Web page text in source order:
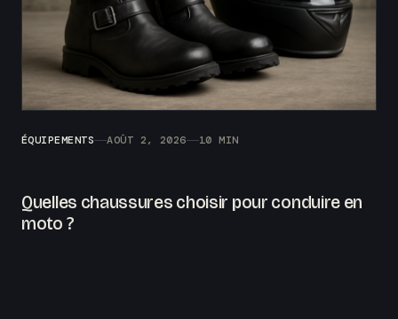
ÉQUIPEMENTS AOÛT 2, 2026 10 MIN
Quelles chaussures choisir pour conduire en
moto ?